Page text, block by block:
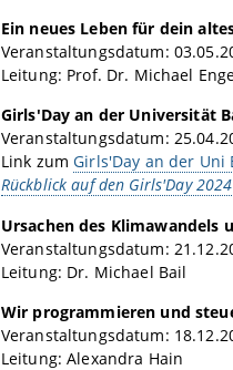
Ein neues Leben für dein
Veranstaltungsdatum:
Leitung: Prof. Dr. Michael
Girls'Day an der Universität
Veranstaltungsdatum:
Link zumGirls'Day an der Uni
Rückblick auf den Girls'Day 2024
Ursachen des Klimawandels
Veranstaltungsdatum:
Leitung: Dr. Michael Bail
Wir programmieren und
Veranstaltungsdatum:
Leitung: Alexandra Hain